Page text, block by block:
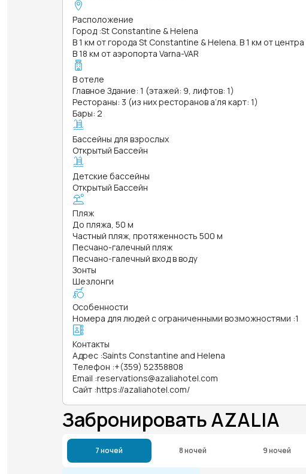
Расположение
Город :St Constantine & Helena
В 1 км от города St Constantine & Helena. В 1 км от
В 18 км от аэропорта Varna-VAR
В отеле
Главное Здание: 1 (этажей: 9, лифтов: 1)
Рестораны: 3 (из них ресторанов а’ля карт: 1)
Бары: 2
Бассейны для взрослых
Открытый Бассейн
Детские бассейны
Открытый Бассейн
Пляж
До пляжа, 50 м
Частный пляж, протяженность 500 м
Песчано-галечный пляж
Песчано-галечный вход в воду
Зонты
Шезлонги
Особенности
Номера для людей с ограниченными возможностями :1
Контакты
Адрес :Saints Constantine and Helena
Телефон :+(359) 52358808
Email :reservations@azaliahotel.com
Сайт :https://azaliahotel.com/
Забронировать AZALIA
7 ночей 8 ночей 9 ночей